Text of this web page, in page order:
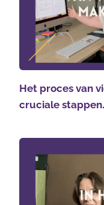
Het proces van
cruciale stappen.